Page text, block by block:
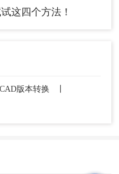
这四个方法！
CAD版本转换